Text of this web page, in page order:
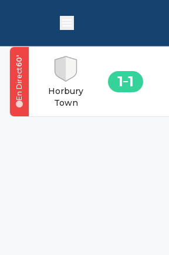
Horbury
Town
1 1
60
'
En Direct